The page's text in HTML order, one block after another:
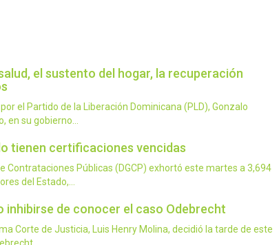
el sustento del hogar, la recuperación
el Partido de la Liberación Dominicana (PLD), Gonzalo
en su gobierno…
tienen certificaciones vencidas
Contrataciones Públicas (DGCP) exhortó este martes a 3,694
del Estado,…
inhibirse de conocer el caso Odebrecht
Corte de Justicia, Luis Henry Molina, decidió la tarde de este